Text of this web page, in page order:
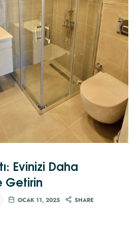
Evinizi Daha
Getirin
OCAK 11, 2025 SHARE